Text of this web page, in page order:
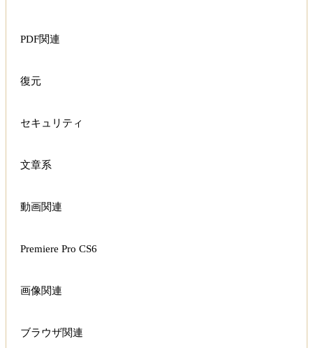
PDF関連
復元
セキュリティ
文章系
動画関連
Premiere Pro CS6
画像関連
ブラウザ関連